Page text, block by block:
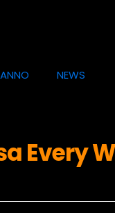
NEWS
Every